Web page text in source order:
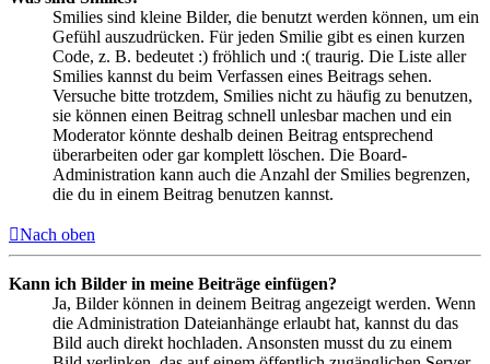
Smilies sind kleine Bilder, die benutzt werden können, um ein
Gefühl auszudrücken. Für jeden Smilie gibt es einen kurzen
Code, z. B. bedeutet :) fröhlich und :( traurig. Die Liste aller
Smilies kannst du beim Verfassen eines Beitrags sehen.
Versuche bitte trotzdem, Smilies nicht zu häufig zu benutzen,
sie können einen Beitrag schnell unlesbar machen und ein
Moderator könnte deshalb deinen Beitrag entsprechend
überarbeiten oder gar komplett löschen. Die Board-
Administration kann auch die Anzahl der Smilies begrenzen,
die du in einem Beitrag benutzen kannst.
Nach oben
Kann ich Bilder in meine Beiträge einfügen?
Ja, Bilder können in deinem Beitrag angezeigt werden. Wenn
die Administration Dateianhänge erlaubt hat, kannst du das
Bild auch direkt hochladen. Ansonsten musst du zu einem